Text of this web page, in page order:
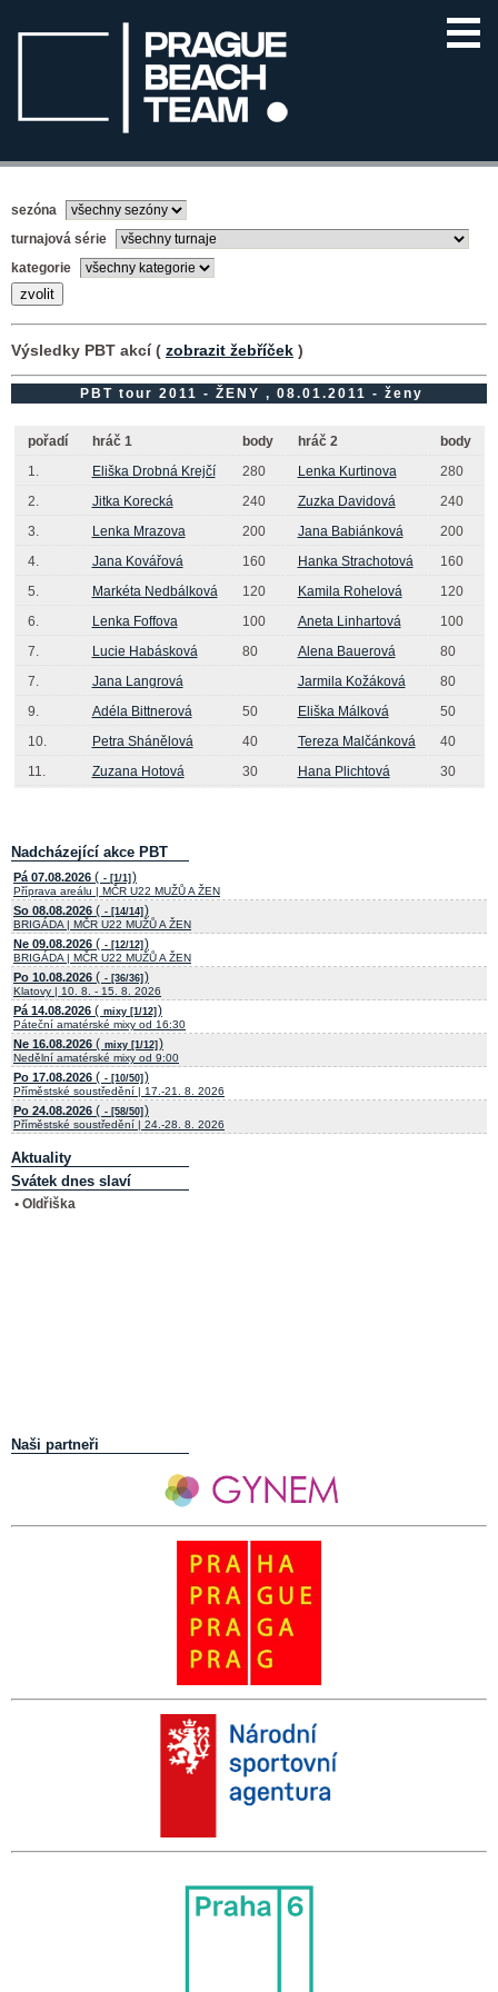
sezóna
turnajová série
kategorie
Výsledky PBT akcí ( zobrazit žebříček )
PBT tour 2011 - ŽENY , 08.01.2011 - ženy
pořadí hráč 1 body hráč 2
body
1.
Eliška Drobná Krejčí 280 Lenka Kurtinova
280
2.
Jitka Korecká 240 Zuzka Davidová
240
3.
Lenka Mrazova 200 Jana Babiánková
200
4.
Jana Kovářová 160 Hanka Strachotová
160
5.
Markéta Nedbálková 120 Kamila Rohelová
120
6.
Lenka Foffova 100 Aneta Linhartová
100
7.
Lucie Habásková 80 Alena Bauerová
80
7.
Jana Langrová Jarmila Kožáková
80
9.
Adéla Bittnerová 50 Eliška Málková
50
10.
Petra Shánělová 40 Tereza Malčánková
40
11.
Zuzana Hotová 30 Hana Plichtová 30
Nadcházející akce PBT
Pá 07.08.2026 ( - [1/1] )
Příprava areálu | MČR U22 MUŽŮ A ŽEN
So 08.08.2026 ( - [14/14] )
BRIGÁDA | MČR U22 MUŽŮ A ŽEN
Ne 09.08.2026 ( - [12/12] )
BRIGÁDA | MČR U22 MUŽŮ A ŽEN
Po 10.08.2026 ( - [36/36] )
Klatovy | 10. 8. - 15. 8. 2026
Pá 14.08.2026 ( mixy [1/12] )
Páteční amatérské mixy od 16:30
Ne 16.08.2026 ( mixy [1/12] )
Nedělní amatérské mixy od 9:00
Po 17.08.2026 ( - [10/50] )
Příměstské soustředění | 17.-21. 8. 2026
Po 24.08.2026 ( - [58/50] )
Příměstské soustředění | 24.-28. 8. 2026
Aktuality
Svátek dnes slaví
• Oldřiška
Naši partneři